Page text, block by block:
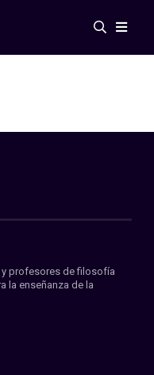
profesores de filosofía
la enseñanza de la